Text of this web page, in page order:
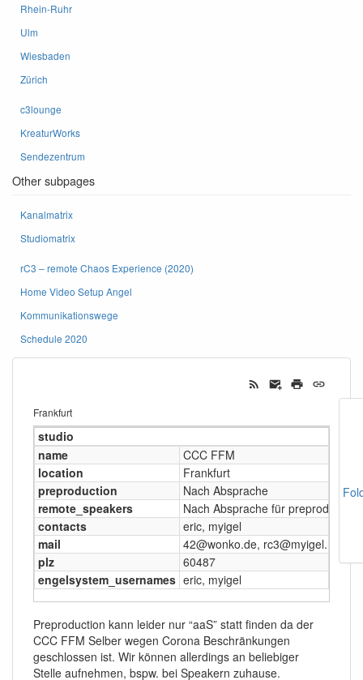
Rhein-Ruhr
Ulm
Wiesbaden
Zürich
c3lounge
KreaturWorks
Sendezentrum
Other subpages
Kanalmatrix
Studiomatrix
rC3 – remote Chaos Experience (2020)
Home Video Setup Angel
Kommunikationswege
Schedule 2020
Frankfurt
studio
name
CCC FFM
location
Frankfurt
preproduction
Nach Absprache
remote_speakers
Nach Absprache für preproduction
contacts
eric, myigel
mail
42@wonko.de,
plz
60487
engelsystem_usernames eric, myigel
Preproduction kann leider nur “aaS” statt finden da der
CCC FFM Selber wegen Corona Beschränkungen
geschlossen ist. Wir können allerdings an beliebiger
Stelle aufnehmen, bspw. bei Speakern zuhause.